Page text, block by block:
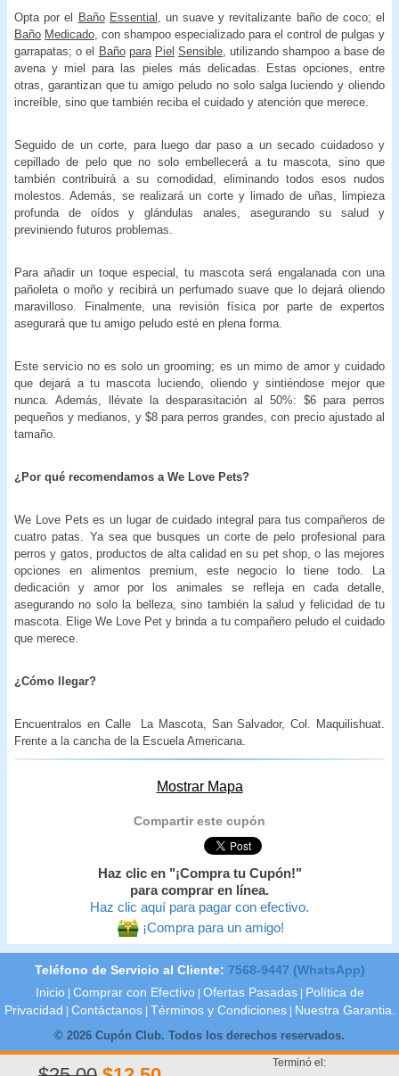
Opta por el Baño Essential
, un suave y revitalizante baño de coco; el
Baño Medicado , con shampoo especializado para el control de pulgas y
garrapatas; o el
Baño para Piel Sensible , utilizando shampoo a base de
avena y miel para las pieles más delicadas. Estas opciones, entre
otras, garantizan que tu amigo peludo no solo salga luciendo y oliendo
increíble, sino que también reciba el cuidado y atención que merece.
Seguido de un corte, para luego dar paso a un secado cuidadoso y
cepillado de pelo que no solo embellecerá a tu mascota, sino que
también contribuirá a su comodidad, eliminando todos esos nudos
molestos. Además, se realizará un corte y limado de uñas, limpieza
profunda de oídos y glándulas anales, asegurando su salud y
previniendo futuros problemas.
Para añadir un toque especial, tu mascota será engalanada con una
pañoleta o moño y recibirá un perfumado suave que lo dejará oliendo
maravilloso. Finalmente, una revisión física por parte de expertos
asegurará que tu amigo peludo esté en plena forma.
Este servicio no es solo un grooming; es un mimo de amor y cuidado
que dejará a tu mascota luciendo, oliendo y sintiéndose mejor que
nunca. Además, llévate la desparasitación al 50%: $6 para perros
pequeños y medianos, y $8 para perros grandes, con precio ajustado al
tamaño.
¿Por qué recomendamos a We Love Pets?
We Love Pets es un lugar de cuidado integral para tus compañeros de
cuatro patas. Ya sea que busques un corte de pelo profesional para
perros y gatos, productos de alta calidad en su pet shop, o las mejores
opciones en alimentos premium, este negocio lo tiene todo. La
dedicación y amor por los animales se refleja en cada detalle,
asegurando no solo la belleza, sino también la salud y felicidad de tu
mascota. Elige We Love Pet y brinda a tu compañero peludo el cuidado
que merece.
¿Cómo llegar?
Encuentralos en Calle La Mascota, San Salvador, Col. Maquilishuat.
Frente a la cancha de la Escuela Americana.
Mostrar Mapa
Compartir este cupón
Haz clic en "¡Compra tu Cupón!"
para comprar en línea.
Haz clic aquí para pagar con efectivo.
¡Compra para un amigo!
Terminó el:
Teléfono de Servicio al Cliente: 7568-9447 (WhatsApp)
Inicio Comprar con Efectivo Ofertas Pasadas
Política de
Privacidad
Contáctanos Términos y Condiciones
Nuestra Garantia.
© 2026 Cupón Club. Todos los derechos reservados.